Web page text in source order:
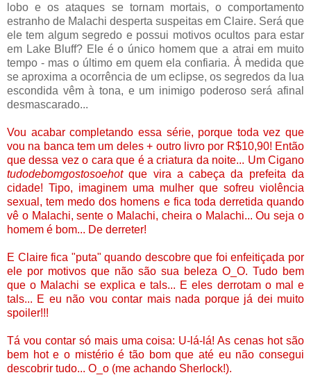
lobo e os ataques se tornam mortais, o comportamento
estranho de Malachi desperta suspeitas em Claire. Será que
ele tem algum segredo e possui motivos ocultos para estar
em Lake Bluff? Ele é o único homem que a atrai em muito
tempo - mas o último em quem ela confiaria. À medida que
se aproxima a ocorrência de um eclipse, os segredos da lua
escondida vêm à tona, e um inimigo poderoso será afinal
desmascarado...
Vou acabar completando essa série, porque toda vez que
vou na banca tem um deles + outro livro por R$10,90! Então
que dessa vez o cara que é a criatura da noite... Um Cigano
tudodebomgostosoehotque vira a cabeça da prefeita da
cidade! Tipo, imaginem uma mulher que sofreu violência
sexual, tem medo dos homens e fica toda derretida quando
vê o Malachi, sente o Malachi, cheira o Malachi... Ou seja o
homem é bom... De derreter!
E Claire fica "puta" quando descobre que foi enfeitiçada por
ele por motivos que não são sua beleza O_O. Tudo bem
que o Malachi se explica e tals... E eles derrotam o mal e
tals... E eu não vou contar mais nada porque já dei muito
spoiler!!!
Tá vou contar só mais uma coisa: U-lá-lá! As cenas hot são
bem hot e o mistério é tão bom que até eu não consegui
descobrir tudo... O_o (me achando Sherlock!).